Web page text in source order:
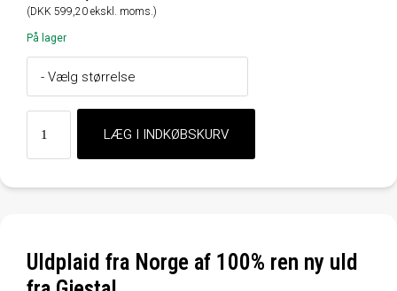
(DKK 599,20 ekskl. moms.)
På lager
Uldplaid fra Norge af 100% ren ny uld